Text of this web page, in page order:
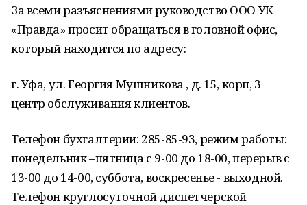
За всеми разъяснениями руководство ООО УК
«Правда» просит обращаться в головной офис,
который находится по адресу:
г. Уфа, ул. Георгия Мушникова , д. 15, корп, 3
центр обслуживания клиентов.
Телефон бухгалтерии: 285-85-93, режим работы:
понедельник –пятница с 9-00 до 18-00, перерыв с
13-00 до 14-00, суббота, воскресенье - выходной.
Телефон круглосуточной диспетчерской